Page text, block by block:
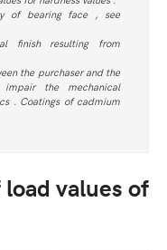
of bearing face , see
finish resulting from
the purchaser and the
the mechanical
. Coatings of cadmium
values of